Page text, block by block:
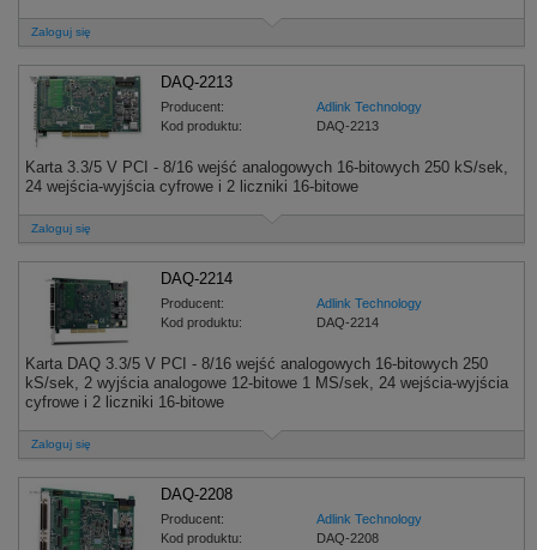
Zaloguj się
DAQ-2213
Producent:
Adlink Technology
Kod produktu:
DAQ-2213
Karta 3.3/5 V PCI - 8/16 wejść analogowych 16-bitowych 250 kS/sek,
24 wejścia-wyjścia cyfrowe i 2 liczniki 16-bitowe
Zaloguj się
DAQ-2214
Producent:
Adlink Technology
Kod produktu:
DAQ-2214
Karta DAQ 3.3/5 V PCI - 8/16 wejść analogowych 16-bitowych 250
kS/sek, 2 wyjścia analogowe 12-bitowe 1 MS/sek, 24 wejścia-wyjścia
cyfrowe i 2 liczniki 16-bitowe
Zaloguj się
DAQ-2208
Producent:
Adlink Technology
Kod produktu:
DAQ-2208